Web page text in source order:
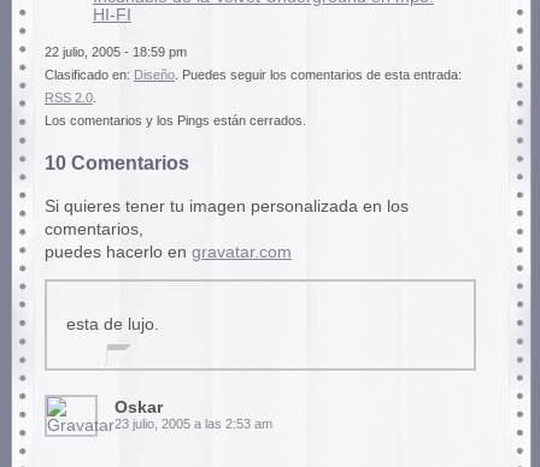
HI-FI
22 julio, 2005 - 18:59 pm
Clasificado en: Diseño. Puedes seguir los comentarios de esta entrada:
RSS 2.0.
Los comentarios y los Pings están cerrados.
10 Comentarios
Si quieres tener tu imagen personalizada en los
comentarios,
puedes hacerlo en gravatar.com
esta de lujo.
Oskar
23 julio, 2005 a las 2:53 am